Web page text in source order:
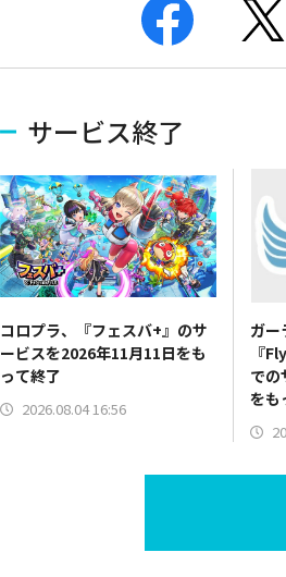
サービス終了
コロプラ、『フェスバ+』のサ
ービスを2026年11月11日をも
って終了
2026.08.04 16:56
ガー
『
での
をも